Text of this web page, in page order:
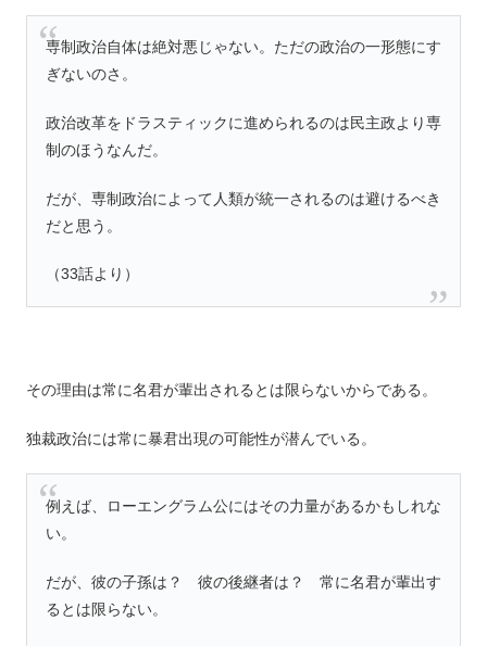
専制政治自体は絶対悪じゃない。ただの政治の一形態にす
ぎないのさ。
政治改革をドラスティックに進められるのは民主政より専
制のほうなんだ。
だが、専制政治によって人類が統一されるのは避けるべき
だと思う。
（33話より）
その理由は常に名君が輩出されるとは限らないからである。
独裁政治には常に暴君出現の可能性が潜んでいる。
例えば、ローエングラム公にはその力量があるかもしれな
い。
だが、彼の子孫は？ 彼の後継者は？ 常に名君が輩出す
るとは限らない。